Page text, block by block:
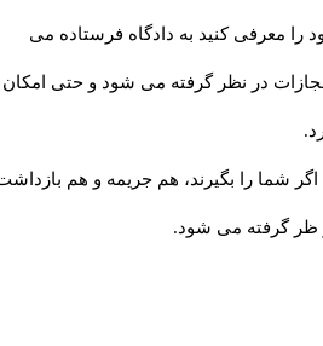
کنید به دادگاه فرستاده می
در نظر گرفته می شود و حتی امکان
را بگیرند، هم جریمه و هم بازداشت
گرفته می شود.